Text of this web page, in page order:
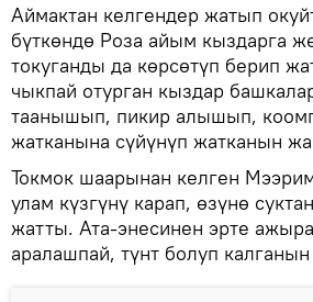
Аймактан келгендер жатып
бүткөндө Роза айым кыздарга
токуганды да көрсөтүп берип
чыкпай отурган кыздар
таанышып, пикир алышып,
жатканына сүйүнүп жатканын
Токмок шаарынан келген
улам күзгүнү карап, өзүнө
жатты. Ата-энесинен эрте
аралашпай, түнт болуп